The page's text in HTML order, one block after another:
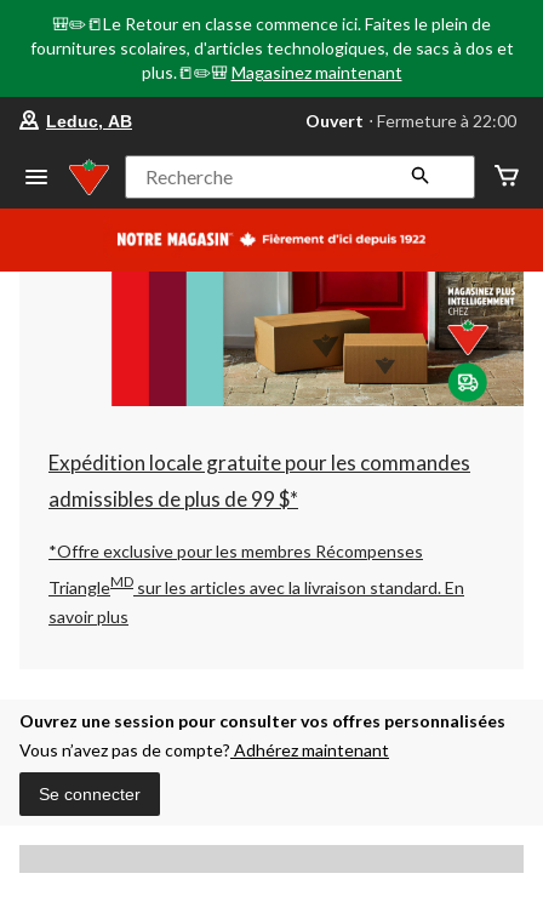
🎒✏️📒Le Retour en classe commence ici. Faites le plein de
fournitures scolaires, d'articles technologiques, de sacs à dos et
plus.📒✏️🎒 Magasinez maintenant
votre
préféré
Leduc,
AB,
courament
Fermeture
à
22:00
cliquer
pour
changer
Leduc, AB Ouvert ⋅ Fermeture à 22:00
Recherche
Expédition locale gratuite pour les commandes
admissibles de plus de 99 $*
*Offre exclusive pour les membres Récompenses
TriangleMD sur les articles avec la livraison standard.En
savoir plus
Ouvrez une session pour consulter vos offres personnalisées
Vous n’avez pas de compte? Adhérez maintenant
Se connecter